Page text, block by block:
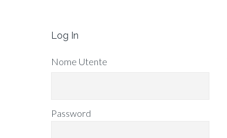
Log In
Nome Utente
Password